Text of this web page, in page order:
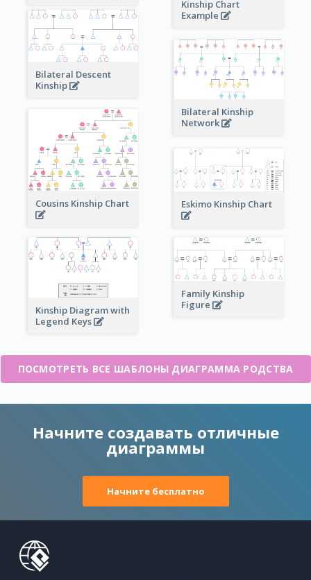
Kinship Chart
Example
Bilateral Descent
Kinship
Bilateral Kinship
Network
Cousins Kinship Chart Eskimo Kinship Chart
Kinship Diagram with
Legend Keys
Family Kinship
Figure
ПОСМОТРЕТЬ ВСЕ ШАБЛОНЫ ДИАГРАММА РОДСТВА
Начните создавать отличные
диаграммы
Начните бесплатно